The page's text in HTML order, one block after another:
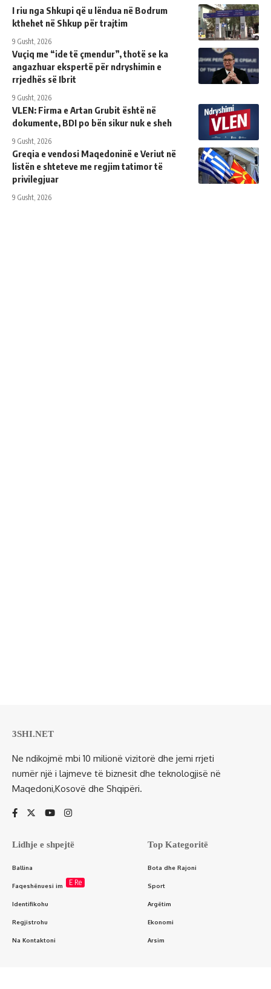
I riu nga Shkupi që u lëndua në Bodrum
kthehet në Shkup për trajtim
9 Gusht, 2026
Vuçiq me “ide të çmendur”, thotë se ka
angazhuar ekspertë për ndryshimin e
rrjedhës së Ibrit
9 Gusht, 2026
VLEN: Firma e Artan Grubit është në
dokumente, BDI po bën sikur nuk e sheh
9 Gusht, 2026
Greqia e vendosi Maqedoninë e Veriut në
listën e shteteve me regjim tatimor të
privilegjuar
9 Gusht, 2026
3SHI.NET
Ne ndikojmë mbi 10 milionë vizitorë dhe jemi rrjeti
numër një i lajmeve të biznesit dhe teknologjisë në
Maqedoni,Kosovë dhe Shqipëri.
Lidhje e shpejtë
Ballina
Faqeshënuesi im E Re
Identifikohu
Regjistrohu
Na Kontaktoni
Top Kategoritë
Bota dhe Rajoni
Sport
Argëtim
Ekonomi
Arsim